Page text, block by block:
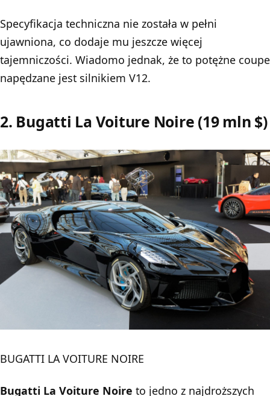
Specyfikacja techniczna nie została w pełni
ujawniona, co dodaje mu jeszcze więcej
tajemniczości. Wiadomo jednak, że to potężne coupe
napędzane jest silnikiem V12.
2. Bugatti La Voiture Noire (19 mln $)
BUGATTI LA VOITURE NOIRE
Bugatti La Voiture Noire to jedno z najdroższych